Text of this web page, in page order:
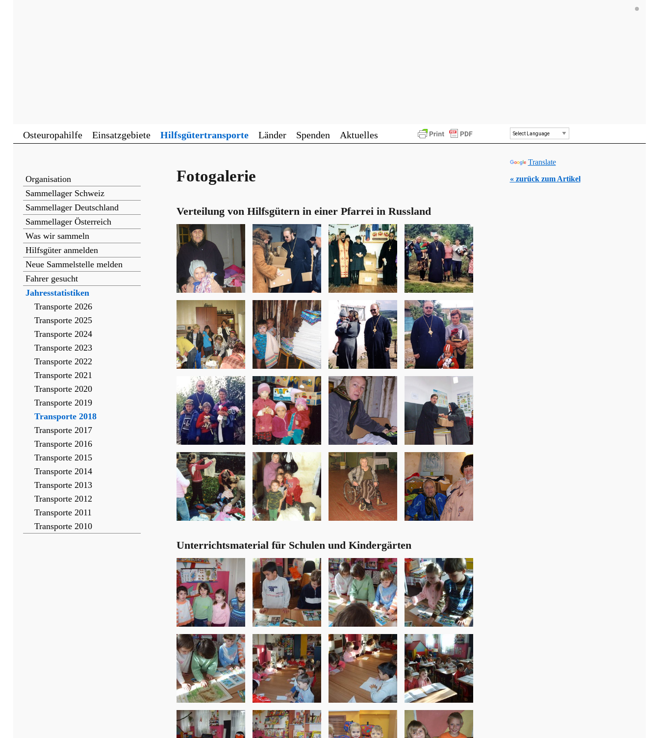
Osteuropahilfe Einsatzgebiete Hilfsgütertransporte Länder Spenden Aktuelles
Organisation
Sammellager Schweiz
Sammellager Deutschland
Sammellager Österreich
Was wir sammeln
Hilfsgüter anmelden
Neue Sammelstelle melden
Fahrer gesucht
Jahresstatistiken
Transporte 2026
Transporte 2025
Transporte 2024
Transporte 2023
Transporte 2022
Transporte 2021
Transporte 2020
Transporte 2019
Transporte 2018
Transporte 2017
Transporte 2016
Transporte 2015
Transporte 2014
Transporte 2013
Transporte 2012
Transporte 2011
Transporte 2010
Fotogalerie
Verteilung von Hilfsgütern in einer Pfarrei in Russland
Unterrichtsmaterial für Schulen und Kindergärten
Translate
« zurück zum Artikel